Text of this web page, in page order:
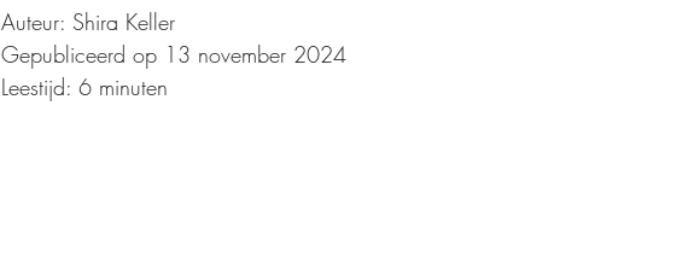
Auteur: Shira Keller
Gepubliceerd op 13 november 2024
Leestijd: 6 minuten